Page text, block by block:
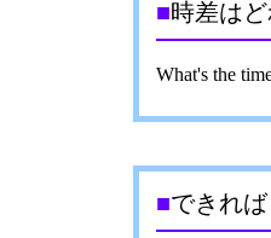
■時差は
What's the
■できれば